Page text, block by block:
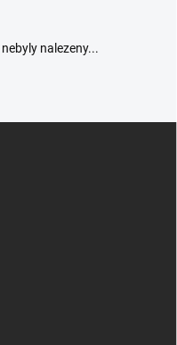
nebyly nalezeny...